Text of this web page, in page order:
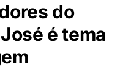
do
é tema